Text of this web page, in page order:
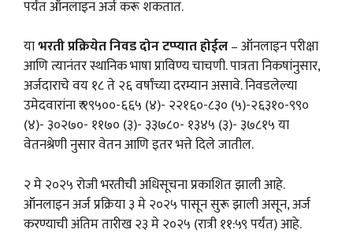
पर्यंत ऑनलाइन अर्ज करू शकतात.
याभरती प्रक्रियेत निवड दोन टप्प्यात होईल– ऑनलाइन परीक्षा
आणि त्यानंतर स्थानिक भाषा प्राविण्य चाचणी. पात्रता निकषांनुसार,
अर्जदाराचे वय १८ ते २६ वर्षांच्या दरम्यान असावे. निवडलेल्या
उमेदवारांना ₹ १९५००-६६५ (४)- २२१६०-८३० (५)-२६३१०-९९०
(४)- ३०२७०- ११७० (३)- ३३७८०- १३४५ (३)- ३७८१५ या
वेतनश्रेणी नुसार वेतन आणि इतर भत्ते दिले जातील.
२ मे २०२५ रोजी भरतीची अधिसूचना प्रकाशित झाली आहे.
ऑनलाइन अर्ज प्रक्रिया ३ मे २०२५ पासून सुरू झाली असून, अर्ज
करण्याची अंतिम तारीख २३ मे २०२५ (रात्री ११:५९ पर्यंत) आहे.